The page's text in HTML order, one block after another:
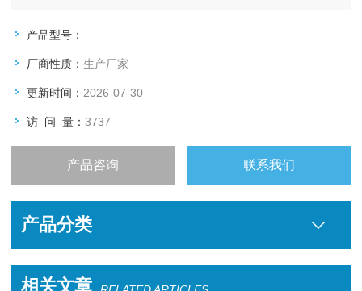
产品型号：
厂商性质：生产厂家
更新时间： 2026-07-30
访 问 量：3737
产品咨询 联系我们
产品分类
相关文章